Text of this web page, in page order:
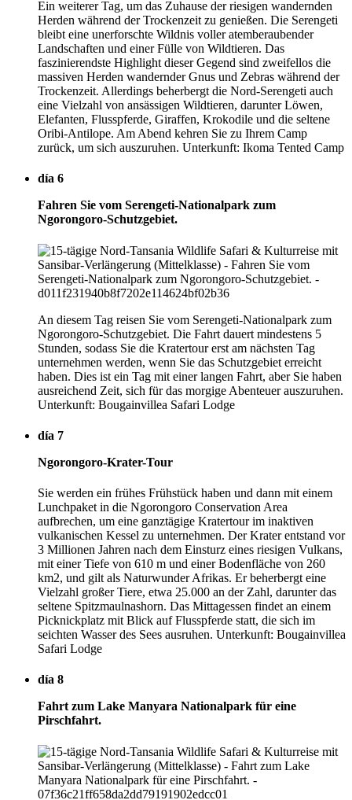
Ein weiterer Tag, um das Zuhause der riesigen wandernden
Herden während der Trockenzeit zu genießen. Die Serengeti
bleibt eine unerforschte Wildnis voller atemberaubender
Landschaften und einer Fülle von Wildtieren. Das
faszinierendste Highlight dieser Gegend sind zweifellos die
massiven Herden wandernder Gnus und Zebras während der
Trockenzeit. Allerdings beherbergt die Nord-Serengeti auch
eine Vielzahl von ansässigen Wildtieren, darunter Löwen,
Elefanten, Flusspferde, Giraffen, Krokodile und die seltene
Oribi-Antilope. Am Abend kehren Sie zu Ihrem Camp
zurück, um sich auszuruhen. Unterkunft: Ikoma Tented Camp
día 6
Fahren Sie vom Serengeti-Nationalpark zum
Ngorongoro-Schutzgebiet.
An diesem Tag reisen Sie vom Serengeti-Nationalpark zum
Ngorongoro-Schutzgebiet. Die Fahrt dauert mindestens 5
Stunden, sodass Sie die Kratertour erst am nächsten Tag
unternehmen werden, wenn Sie das Schutzgebiet erreicht
haben. Dies ist ein Tag mit einer langen Fahrt, aber Sie haben
ausreichend Zeit, sich für das morgige Abenteuer auszuruhen.
Unterkunft: Bougainvillea Safari Lodge
día 7
Ngorongoro-Krater-Tour
Sie werden ein frühes Frühstück haben und dann mit einem
Lunchpaket in die Ngorongoro Conservation Area
aufbrechen, um eine ganztägige Kratertour im inaktiven
vulkanischen Kessel zu unternehmen. Der Krater entstand vor
3 Millionen Jahren nach dem Einsturz eines riesigen Vulkans,
mit einer Tiefe von 610 m und einer Bodenfläche von 260
km2, und gilt als Naturwunder Afrikas. Er beherbergt eine
Vielzahl großer Tiere, etwa 25.000 an der Zahl, darunter das
seltene Spitzmaulnashorn. Das Mittagessen findet an einem
Picknickplatz mit Blick auf Flusspferde statt, die sich im
seichten Wasser des Sees ausruhen. Unterkunft: Bougainvillea
Safari Lodge
día 8
Fahrt zum Lake Manyara Nationalpark für eine
Pirschfahrt.